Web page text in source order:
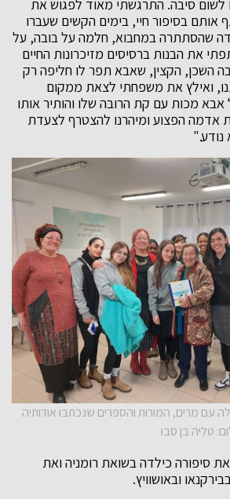
לשום סיבה. התרגשתי מאוד לפגוש את
אותם בסיפור חיי, בימים הקשים שעברו
שהסתתרה במחבוא, חלמה על בובה, על
את הבנות ברסיסים מזיכרונות החיים
השכן, הקצין, שאבא תפר לו חליפה רק
ואילץ את משפחתי לצאת ממקום
מכות עם קת הרובה שלו והותיר אותו
הפצוע ומיהרנו להצטרף לצעדת
נודע."
עם מרים, המורות והספרים שנכתבו אודותיה
טליה בן סבו
סיפורה כילדה בשואת רומניה ואת
ובאושוויץ.